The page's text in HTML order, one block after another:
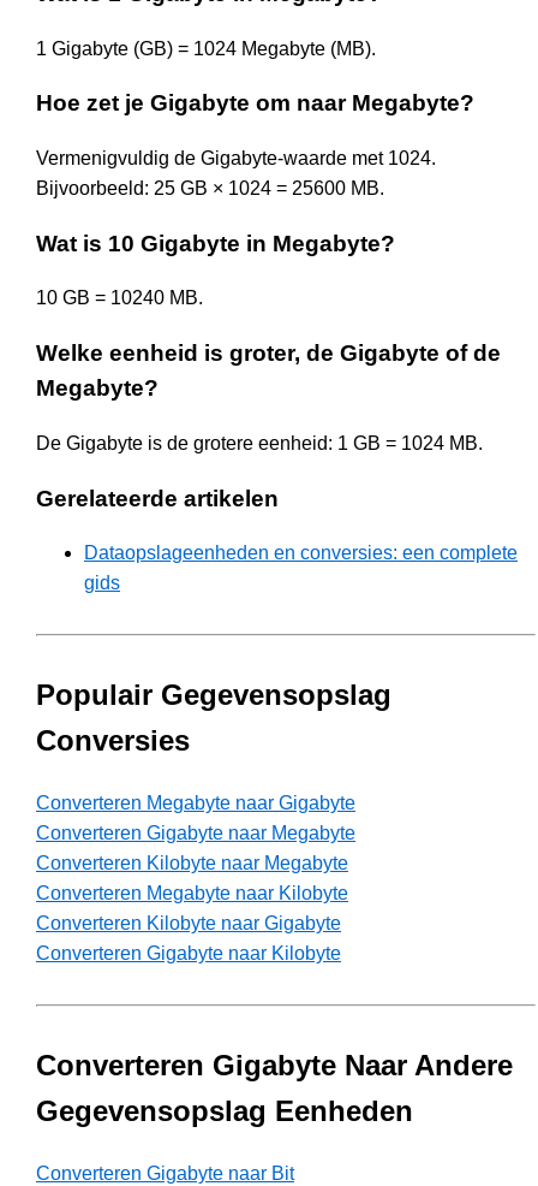
1 Gigabyte (GB) = 1024 Megabyte (MB).
Hoe zet je Gigabyte om naar Megabyte?
Vermenigvuldig de Gigabyte-waarde met 1024.
Bijvoorbeeld: 25 GB × 1024 = 25600 MB.
Wat is 10 Gigabyte in Megabyte?
10 GB = 10240 MB.
Welke eenheid is groter, de Gigabyte of de
Megabyte?
De Gigabyte is de grotere eenheid: 1 GB = 1024 MB.
Gerelateerde artikelen
Dataopslageenheden en conversies: een complete
gids
Populair Gegevensopslag
Conversies
Converteren Megabyte naar Gigabyte
Converteren Gigabyte naar Megabyte
Converteren Kilobyte naar Megabyte
Converteren Megabyte naar Kilobyte
Converteren Kilobyte naar Gigabyte
Converteren Gigabyte naar Kilobyte
Converteren Gigabyte Naar Andere
Gegevensopslag Eenheden
Converteren Gigabyte naar Bit